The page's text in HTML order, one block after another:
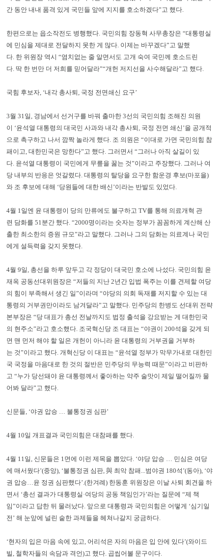
간 동안 내내 품격 있게 국민들 앞에 지지를 호소하겠다”고 했다.
한편으로는 읍소작전도 병행했다. 국민의힘 장동혁 사무총장은 “대통령실
에 민심을 제대로 전달하지 못한 게 많다. 이제는 바꾸겠다”고 말했
다. 한 위원장 역시 “염치없는 줄 알면서도 고개 숙여 국민께 호소드린
다. 딱 한 번만 더 저희를 믿어달라”“개헌 저지선을 사수해달라”고 했다.
국힘 후보자, ‘내각 총사퇴, 국정 전면쇄신 요구’
3월 31일, 경남에서 선거구를 바꿔 출마한 3선의 국민의힘 조해진 의원
이 ‘윤석열 대통령의 대국민 사과와 내각 총사퇴, 국정 전면 쇄신’을 공개적
으로 촉구하고 나서 깜짝 놀라게 했다. 조 의원은 “이대로 가면 국민의힘 참
패이고, 대한민국은 망한다”고 했다. 그러면서 “그러나 아직 살길이 있
다. 윤석열 대통령이 국민에게 무릎을 꿇는 것”이라고 주장했다. 그러나 여
당 내부의 반응은 엇갈렸다. 대통령의 탈당을 요구한 함운경 후보(마포을)
와 조 후보에 대해 ‘당원들에 대한 배신’이라는 반발도 있었다.
4월 1일엔 윤 대통령이 당의 만류에도 불구하고 TV를 통해 의료개혁 관
련 담화를 51분간 했다. “2000명이라는 숫자는 정부가 꼼꼼하게 계산해 산
출한 최소한의 증원 규모”라고 말했다. 그러나 그의 담화는 의료계나 국민
에게 설득력을 갖지 못했다.
4월 9일, 총선을 하루 앞두고 각 정당이 대국민 호소에 나섰다. 국민의힘 윤
재옥 공동선대위원장은 “저들의 지난 2년간 입법 폭주는 이를 견제할 여당
의 힘이 부족해서 생긴 일”이라며 “야당의 의회 독재를 저지할 수 있는 대
통령의 거부권만이라도 남겨달라”고 말했다. 민주당의 한병도 선대위 전략
본부장은 “당 대표가 총선 전날까지도 법정 출석을 강요받는 게 대한민국
의 현주소”라고 호소했다. 조국혁신당 조 대표는 “야권이 200석을 갖게 되
면 맨 먼저 해야 할 일은 개헌이 아니라 윤 대통령의 거부권을 거부하
는 것”이라고 했다. 개혁신당 이 대표는 “윤석열 정부가 막무가내로 대한민
국 국정을 마음대로 한 것의 절반은 민주당의 무능력 때문”이라고 비판하
고 “누가 당선돼야 윤 대통령께서 좋아하는 약주 술맛이 제일 떨어질까 물
어봐 달라”고 했다.
신문들, ‘야권 압승 … 불통정권 심판’
4월 10일 개표결과 국민의힘은 대참패를 했다.
4월 11일, 신문들은 1면에 이런 제목을 뽑았다. ‘야당 압승 … 민심은 여당
에 매서웠다’(중앙), ‘불통정권 심판, 與 최악 참패...범야권 180석’(동아), ‘야
권 압승…윤 정권 심판했다’.(한겨례) 한동훈 위원장은 이날 사퇴 회견을 하
면서 ‘총선 결과가 대통령실·여당의 공동 책임인가’라는 질문에 “제 책
임”이라고 답한 뒤 물러났다. 앞으로 대통령과 국민의힘은 어떻게 ‘심기일
전’ 해 눈앞에 널린 숱한 과제들을 헤쳐나갈지 궁금하다.
‘현자의 입은 마음 속에 있고, 어리석은 자의 마음은 입 안에 있다’(와이드
빌, 철학자들의 속담과 격언)고 했다. 곱씹어볼 문구이다.